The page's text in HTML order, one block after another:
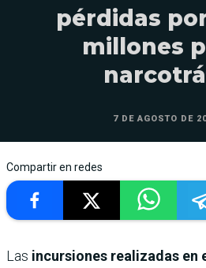
pérdidas
millones
7 DE AGOSTO DE
Compartir en redes
Las incursiones realizadas en